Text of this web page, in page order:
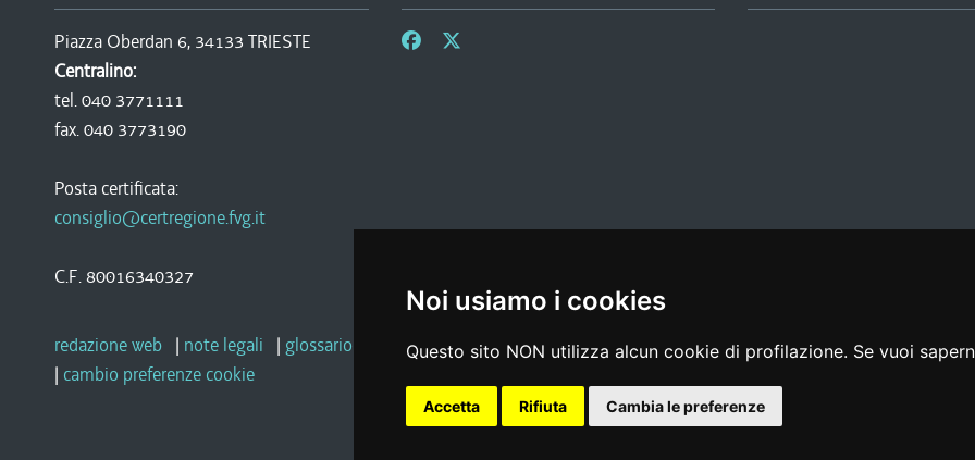
Noi usiamo i cookies
Questo sito NON utilizza alcun cookie di profilazione. Se vuoi
Accetta Rifiuta Cambia le preferenze
Piazza Oberdan 6, 34133 TRIESTE
Centralino:
tel. 040 3771111
fax. 040 3773190
Posta certificata:
consiglio@certregione.fvg.it
C.F. 80016340327
redazione web | note legali | glossario privacy |social media policy | dichiarazione di accessibilità | feedback
| cambio preferenze cookie